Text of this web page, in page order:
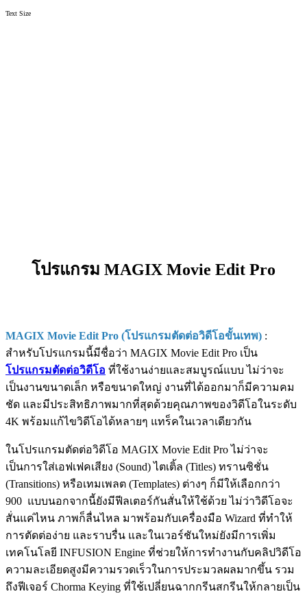
Text Size
โปรแกรม MAGIX Movie Edit Pro
MAGIX Movie Edit Pro (โปรแกรมตัดต่อวิดีโอขั้นเทพ) :
สำหรับโปรแกรมนี้มีชื่อว่า MAGIX Movie Edit Pro เป็น
โปรแกรมตัดต่อวิดีโอ ที่ใช้งานง่ายและสมบูรณ์แบบ ไม่ว่าจะ
เป็นงานขนาดเล็ก หรือขนาดใหญ่ งานที่ได้ออกมาก็มีความคม
ชัด และมีประสิทธิภาพมากที่สุดด้วยคุณภาพของวิดีโอในระดับ
4K พร้อมแก้ไขวิดีโอได้หลายๆ แทร็คในเวลาเดียวกัน
ในโปรแกรมตัดต่อวิดีโอ MAGIX Movie Edit Pro ไม่ว่าจะ
เป็นการใส่เอฟเฟคเสียง (Sound) ไตเติ้ล (Titles) ทรานซิชั่น
(Transitions) หรือเทมเพลต (Templates) ต่างๆ ก็มีให้เลือกกว่า
900 แบบนอกจากนี้ยังมีฟีลเตอร์กันสั่นให้ใช้ด้วย ไม่ว่าวิดีโอจะ
สั่นแค่ไหน ภาพก็ลื่นไหล มาพร้อมกับเครื่องมือ Wizard ที่ทำให้
การตัดต่อง่าย และราบรื่น และในเวอร์ชันใหม่ยังมีการเพิ่ม
เทคโนโลยี INFUSION Engine ที่ช่วยให้การทำงานกับคลิปวิดีโอ
ความละเอียดสูงมีความรวดเร็วในการประมวลผลมากขึ้น รวม
ถึงฟีเจอร์ Chorma Keying ที่ใช้เปลี่ยนฉากกรีนสกรีนให้กลายเป็น